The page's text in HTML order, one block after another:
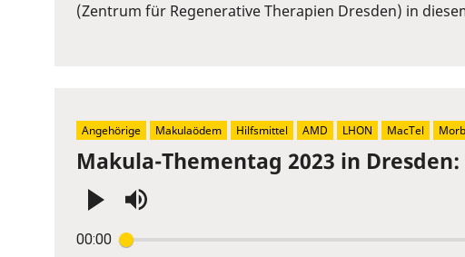
(Zentrum für Regenerative Therapien Dresden) in
Makula-Thementag 2023 in
00:00
Enter
Angehörige Makulaödem Hilfsmittel AMD LHON MacTel